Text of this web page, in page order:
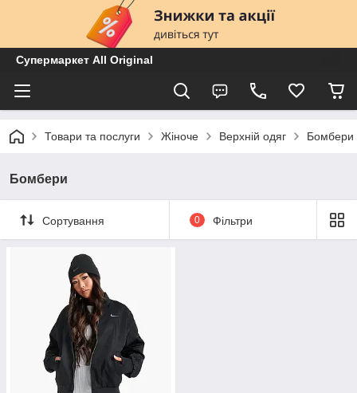
Супермаркет All Original
Товари та послуги Жіноче Верхній одяг Бомбери
Бомбери
Сортування 0 Фільтри